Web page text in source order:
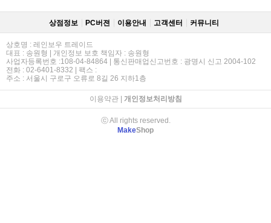
상점정보 PC버젼 이용안내 고객센터 커뮤니티
상호명 : 레인보우 트레이드
대표 : 송원형 | 개인정보 보호 책임자 : 송원형
사업자등록번호 :108-04-84864 | 통신판매업신고번호 : 광명시 신고 2004-102
전화 : 02-6401-8332 | 팩스 :
주소 : 서울시 구로구 오류로 8길 26 지하1층
이용약관| 개인정보처리방침
ⓒ All rights reserved.
MakeShop